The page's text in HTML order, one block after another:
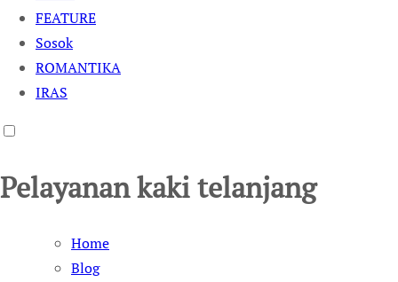
FEATURE
Sosok
ROMANTIKA
IRAS
Pelayanan kaki telanjang
Home
Blog